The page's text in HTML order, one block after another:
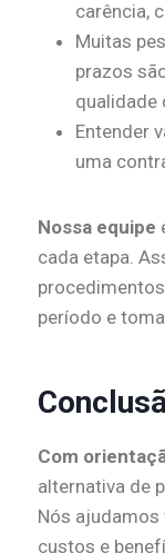
carência,
Muitas
prazos
qualidade
Entender
uma
Nossa equipe
cada etapa.
período e
Com
alternativa de
Nós ajudamos
custos e